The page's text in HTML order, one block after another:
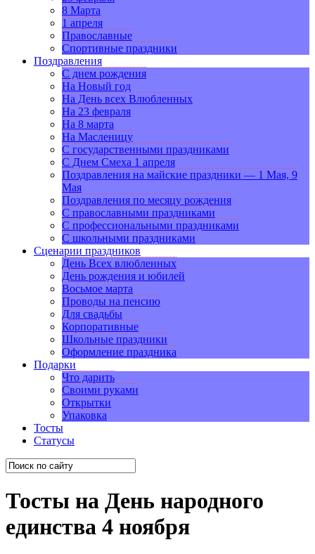
8 Марта
1 апреля
Православные
Спортивные праздники
Поздравления
С днем рождения
На Новый год
На День всех Влюбленных
На 23 февраля
На 8 марта
На Масленицу
С государственными праздниками
С Днем Смеха 1 апреля
Поздравления на майские праздники — 1 Мая, 9
Мая
Поздравления по месяцу рождения
С православными праздниками
С профессиональными праздниками
С школьными праздниками
Сценарии праздников
День Всех влюбленных
День рождения и юбилей
Восьмое марта
Проводы на пенсию
Для свадьбы
Корпоративные
Школьные праздники
Оформление праздника
Подарки
Что дарить
Своими руками
Открытки
Упаковка
Тосты
Статусы
Тосты на День народного
единства 4 ноября